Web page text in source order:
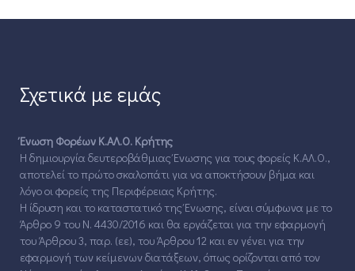
Σχετικά με εμάς
Ένωση Φορέων Κ.ΑΛ.Ο. Κρήτης
Η δημιουργία δευτεροβάθμιας Ένωσης για τους φορείς Κ.ΑΛ.Ο.,
αποτελεί το πρώτο σκαλοπάτι για να αποκτήσουν βήμα και
λόγο οι φορείς της Περιφέρειας Κρήτης.
Η ίδρυση και το καταστατικό της Ένωσης, είναι σύμφωνα με το
Άρθρο 9 του Ν. 4430/2016 και θα εργάζεται για την εφαρμογή
του Άρθρου 3, παρ. (εε), του Άρθρου 12 και εν γένει για την
εφαρμογή των κείμενων διατάξεων, όπως ορίζονται από τον